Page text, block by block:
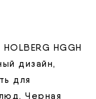
HGGH
дизайн,
для
Черная